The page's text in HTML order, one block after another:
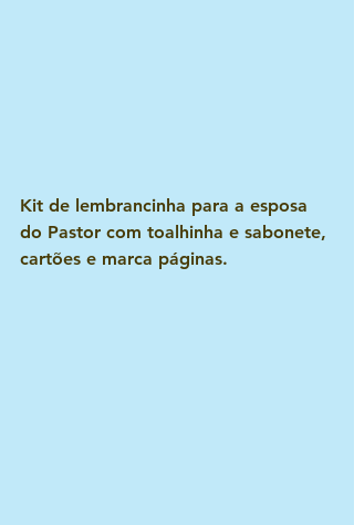
Kit de lembrancinha para a esposa
do Pastor com toalhinha e sabonete,
cartões e marca páginas.